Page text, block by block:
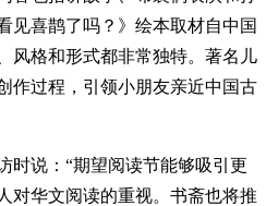
见喜鹊了吗？》绘本取材自中国
风格和形式都非常独特。著名儿
作过程，引领小朋友亲近中国古
时说：“期望阅读节能够吸引更
对华文阅读的重视。书斋也将推